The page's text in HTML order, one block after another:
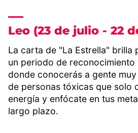
Leo (23 de julio - 22
La carta de "La Estrella" brilla
un periodo de
donde conocerás a gente
de personas tóxicas que solo
energía y enfócate en tus
largo plazo.